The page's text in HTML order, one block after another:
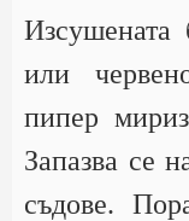
Изсушената
или
пипер
Запазва се
съдове.